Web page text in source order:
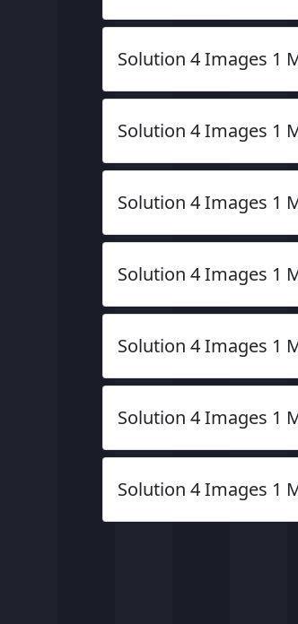
Solution 4 Images 1
Solution 4 Images 1
Solution 4 Images 1
Solution 4 Images 1
Solution 4 Images 1
Solution 4 Images 1
Solution 4 Images 1